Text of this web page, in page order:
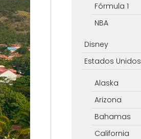
Fórmula 1
NBA
Disney
Estados Unidos
Alaska
Arizona
Bahamas
California